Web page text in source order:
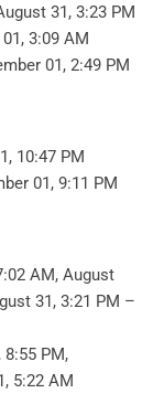
31, 3:23 PM
3:09 AM
01, 2:49 PM
10:47 PM
01, 9:11 PM
AM, August
31, 3:21 PM –
PM,
5:22 AM